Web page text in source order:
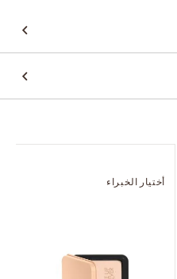
أختيار الخبراء